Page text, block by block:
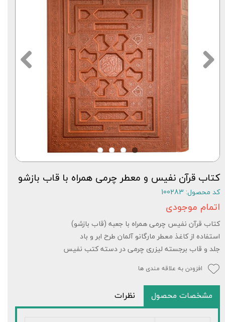
کتاب قرآن نفیس و معطر چرمی همراه با قاب بازشو
کد محصول: 100283
اتمام موجودی
کتاب قرآن نفیس چرمی همراه با جعبه (قاب بازشو)
استفاده از کاغذ معطر مارگانو آلمان طرح ابر و باد
جلد و قاب برجسته لیزری چرمی در دسته کتب نفیس
افزودن به علاقه مندی ها
مشخصات محصول نظرات